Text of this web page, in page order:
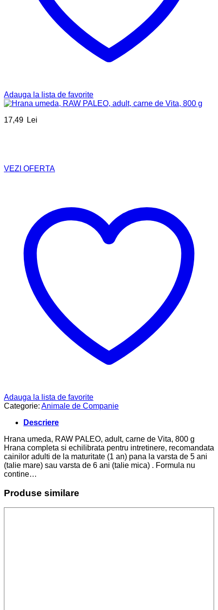
Adauga la lista de favorite
17,49 Lei
VEZI OFERTA
Adauga la lista de favorite
Categorie: Animale de Companie
Descriere
Hrana umeda, RAW PALEO, adult, carne de Vita, 800 g
Hrana completa si echilibrata pentru intretinere, recomandata
cainilor adulti de la maturitate (1 an) pana la varsta de 5 ani
(talie mare) sau varsta de 6 ani (talie mica) . Formula nu
contine…
Produse similare